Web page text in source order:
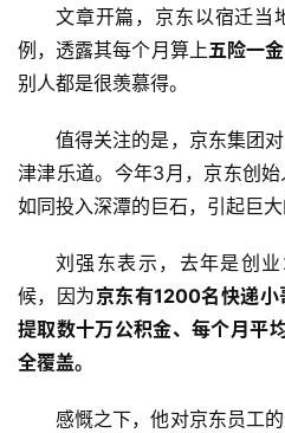
文章开篇，京东以宿迁当
例，透露其每个月算上五险一
别人都是很羡慕得。
值得关注的是，京东集团
津津乐道。今年3月，京东创始
如同投入深潭的巨石，引起巨大
刘强东表示，去年是创
候，因为京东有1200名快递
提取数十万公积金、每个月平
全覆盖。
感慨之下，他对京东员工